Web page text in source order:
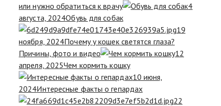
или нужно обратиться к врачу
4
августа, 2024Обувь для собак
19
ноября, 2024Почему у кошек светятся глаза?
Причины, фото и видео
12
апреля, 2025Чем кормить кошку
10 июня,
2024Интересные факты о гепардах
22